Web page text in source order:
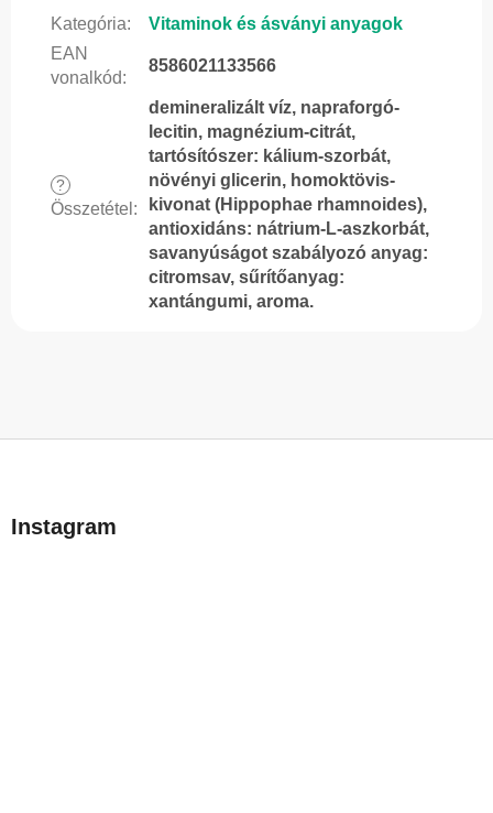
Kategória:
Vitaminok és ásványi anyagok
EAN
vonalkód:
8586021133566
?
Összetétel :
demineralizált víz, napraforgó-
lecitin, magnézium-citrát,
tartósítószer: kálium-szorbát,
növényi glicerin, homoktövis-
kivonat (Hippophae rhamnoides),
antioxidáns: nátrium-L-aszkorbát,
savanyúságot szabályozó anyag:
citromsav, sűrítőanyag:
xantángumi, aroma.
Instagram